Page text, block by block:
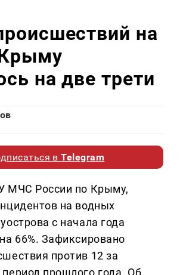
на
на две трети
вTelegram
МЧС России по Крыму,
на водных
с начала года
66%. Зафиксировано
против 12 за
прошлого года. Об